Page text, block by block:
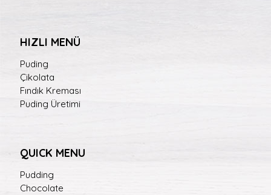
HIZLI MENÜ
Puding
Çikolata
Fındık Kreması
Puding Üretimi
QUICK MENU
Pudding
Chocolate